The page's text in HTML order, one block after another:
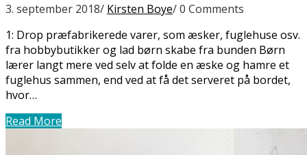
3. september 2018/ Kirsten Boye/0 Comments
1: Drop præfabrikerede varer, som æsker, fuglehuse osv.
fra hobbybutikker og lad børn skabe fra bunden Børn
lærer langt mere ved selv at folde en æske og hamre et
fuglehus sammen, end ved at få det serveret på bordet,
hvor…
Read More